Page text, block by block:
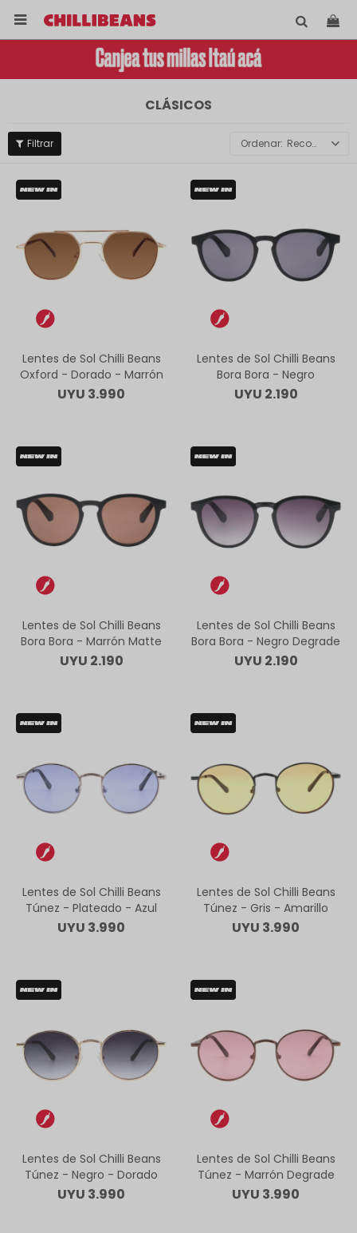

CLÁSICOS
Recomendados
Lentes de Sol Chilli Beans
Oxford - Dorado - Marrón
UYU 3.990
Lentes de Sol Chilli Beans
Bora Bora - Negro
UYU 2.190
Lentes de Sol Chilli Beans
Bora Bora - Marrón Matte
UYU 2.190
Lentes de Sol Chilli Beans
Bora Bora - Negro Degrade
UYU 2.190
Lentes de Sol Chilli Beans
Túnez - Plateado - Azul
UYU 3.990
Lentes de Sol Chilli Beans
Túnez - Gris - Amarillo
UYU 3.990
Lentes de Sol Chilli Beans
Túnez - Negro - Dorado
UYU 3.990
Lentes de Sol Chilli Beans
Túnez - Marrón Degrade
UYU 3.990